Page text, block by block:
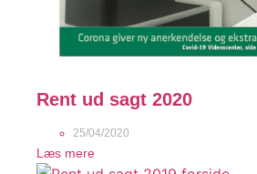
Rent ud sagt 2020
25/04/2020
Læs mere